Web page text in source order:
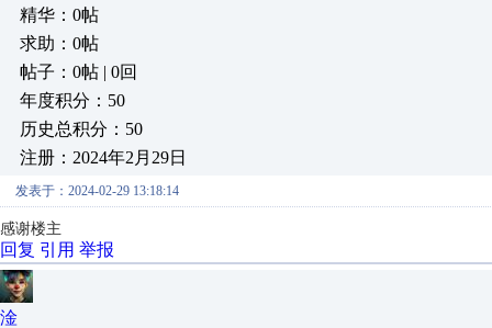
精华：0帖
求助：0帖
帖子：0帖 | 0回
年度积分：50
历史总积分：50
注册：2024年2月29日
发表于：2024-02-29 13:18:14
感谢楼主
回复 引用 举报
淦